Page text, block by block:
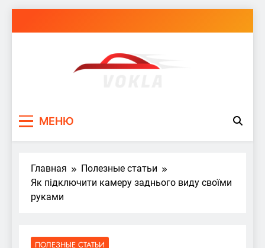
МЕНЮ
Главная
Полезные статьи
Як підключити камеру заднього виду своїми
руками
ПОЛЕЗНЫЕ СТАТЬИ